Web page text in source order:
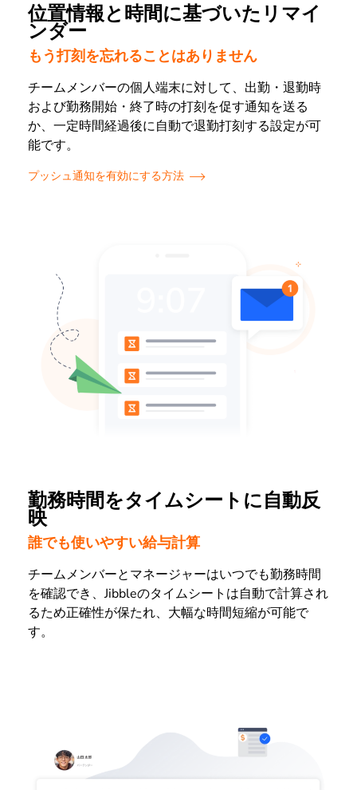
位置情報と時間に基づいたリマイ
ンダー
もう打刻を忘れることはありません
チームメンバーの個人端末に対して、出勤・退勤時
および勤務開始・終了時の打刻を促す通知を送る
か、一定時間経過後に自動で退勤打刻する設定が可
能です。
プッシュ通知を有効にする方法
勤務時間をタイムシートに自動反
映
誰でも使いやすい給与計算
チームメンバーとマネージャーはいつでも勤務時間
を確認でき、Jibbleのタイムシートは自動で計算され
るため正確性が保たれ、大幅な時間短縮が可能で
す。